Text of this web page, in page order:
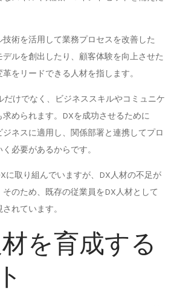
術を活用して業務プロセスを改善した
デルを創出したり、顧客体験を向上させた
をリードできる人材を指します。
だけでなく、ビジネススキルやコミュニケ
められます。DXを成功させるために
ネスに適用し、関係部署と連携してプロ
必要があるからです。
に取り組んでいますが、DX人材の不足が
のため、既存の従業員をDX人材として
れています。
を育成する